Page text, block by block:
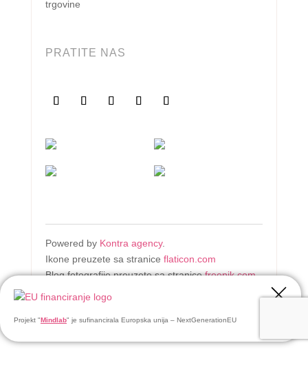
trgovine
PRATITE NAS
Powered byKontra agency.
Ikone preuzete sa stranice flaticon.com
Blog fotografije preuzete sa stranicefreepik.com
Projekt "Mindlab" je sufinancirala Europska unija – NextGenerationEU